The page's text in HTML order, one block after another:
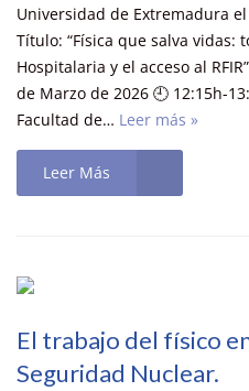
Universidad de Extremadura
Título: “Física que salva vidas:
Hospitalaria y el acceso al
de Marzo de 2026 🕘 12:15h-
Facultad de… Leer más »
Leer Más
El trabajo del físico
Seguridad Nuclear.